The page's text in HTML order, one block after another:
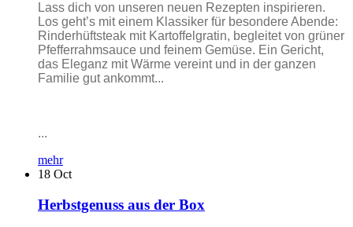
Lass dich von unseren neuen Rezepten inspirieren.
Los geht’s mit einem Klassiker für besondere Abende:
Rinderhüftsteak mit Kartoffelgratin, begleitet von grüner
Pfefferrahmsauce und feinem Gemüse. Ein Gericht,
das Eleganz mit Wärme vereint und in der ganzen
Familie gut ankommt...
...
mehr
18 Oct
Herbstgenuss aus der Box